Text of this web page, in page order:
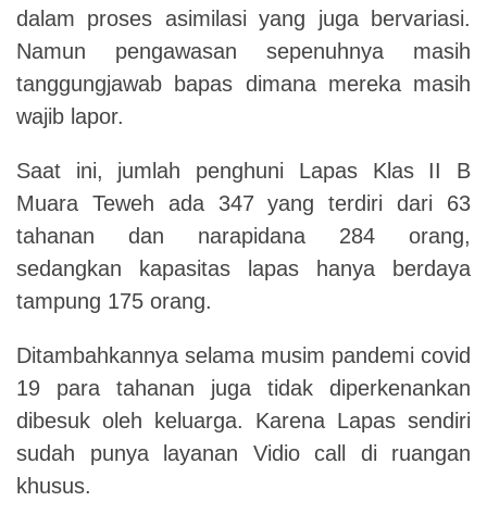
dalam proses asimilasi yang juga bervariasi.
Namun pengawasan sepenuhnya masih
tanggungjawab bapas dimana mereka masih
wajib lapor.
Saat ini, jumlah penghuni Lapas Klas II B
Muara Teweh ada 347 yang terdiri dari 63
tahanan dan narapidana 284 orang,
sedangkan kapasitas lapas hanya berdaya
tampung 175 orang.
Ditambahkannya selama musim pandemi covid
19 para tahanan juga tidak diperkenankan
dibesuk oleh keluarga. Karena Lapas sendiri
sudah punya layanan Vidio call di ruangan
khusus.